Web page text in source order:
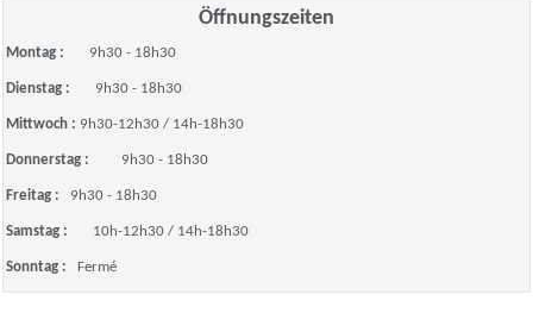
Öffnungszeiten
Montag : 9h30 - 18h30
Dienstag : 9h30 - 18h30
Mittwoch : 9h30-12h30 / 14h-18h30
Donnerstag : 9h30 - 18h30
Freitag : 9h30 - 18h30
Samstag : 10h-12h30 / 14h-18h30
Sonntag : Fermé